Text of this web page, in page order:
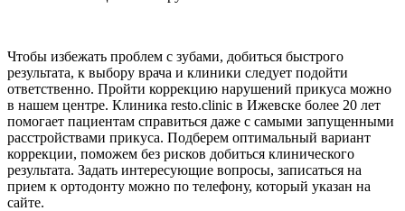
Чтобы избежать проблем с зубами, добиться быстрого
результата, к выбору врача и клиники следует подойти
ответственно. Пройти коррекцию нарушений прикуса можно
в нашем центре. Клиника resto.clinic в Ижевске более 20 лет
помогает пациентам справиться даже с самыми запущенными
расстройствами прикуса. Подберем оптимальный вариант
коррекции, поможем без рисков добиться клинического
результата. Задать интересующие вопросы, записаться на
прием к ортодонту можно по телефону, который указан на
сайте.